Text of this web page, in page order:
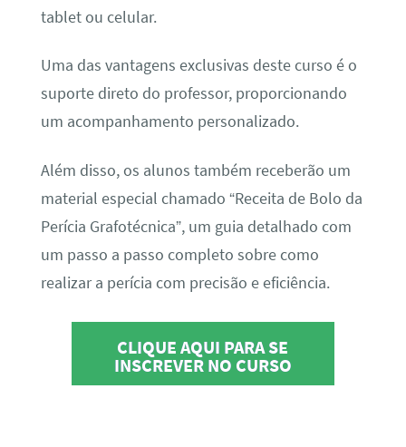
tablet ou celular.
Uma das vantagens exclusivas deste curso é o
suporte direto do professor, proporcionando
um acompanhamento personalizado.
Além disso, os alunos também receberão um
material especial chamado “Receita de Bolo da
Perícia Grafotécnica”, um guia detalhado com
um passo a passo completo sobre como
realizar a perícia com precisão e eficiência.
CLIQUE AQUI PARA SE
INSCREVER NO CURSO